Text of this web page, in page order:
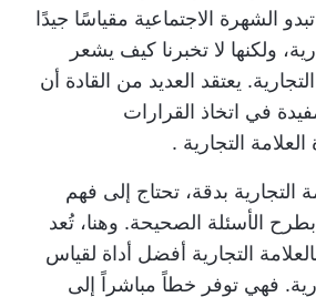
الشهرة الاجتماعية مقياسًا جيدًا
ولكنها لا تخبرنا كيف يشعر
يعتقد العديد من القادة أن
في اتخاذ القرارات
العلامة التجارية .
التجارية بدقة، تحتاج إلى فهم
الأسئلة الصحيحة. وهنا، تُعد
التجارية أفضل أداة لقياس
فهي توفر خطاً مباشراً إلى